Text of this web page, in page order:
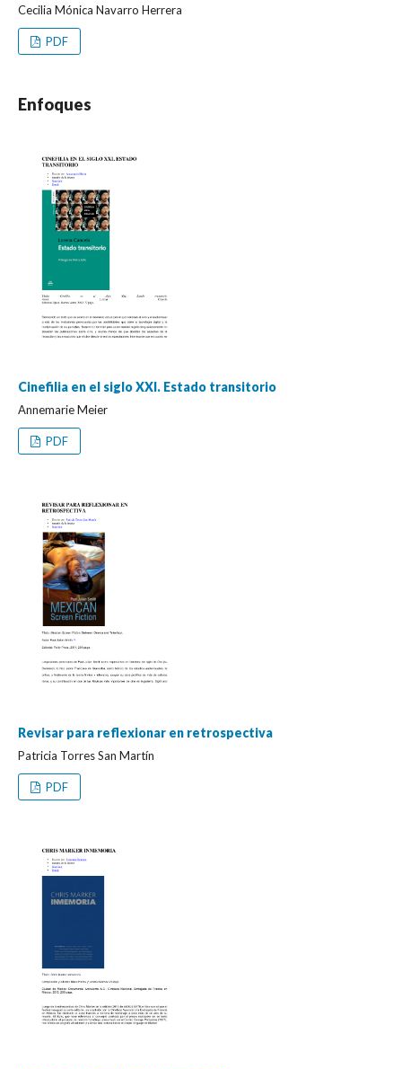
Cecilia Mónica Navarro Herrera
PDF
Enfoques
Cinefilia en el siglo XXI. Estado transitorio
Annemarie Meier
PDF
Revisar para reflexionar en retrospectiva
Patricia Torres San Martín
PDF